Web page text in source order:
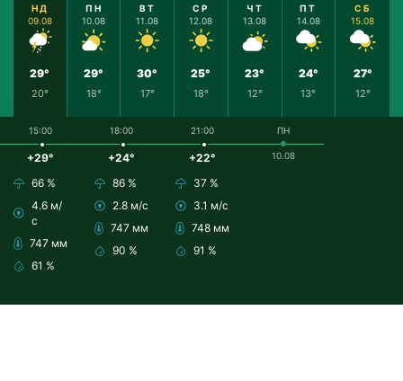
НД
09.08
29°
20°
ПН
10.08
29°
18°
ВТ
11.08
30°
17°
СР
12.08
25°
18°
ЧТ
13.08
23°
12°
ПТ
14.08
24°
13°
СБ
15.08
27°
12°
15:00
+29°
66 %
4.6 м/
с
747 мм
61 %
18:00
+24°
86 %
2.8 м/с
747 мм
90 %
21:00
+22°
37 %
3.1 м/с
748 мм
91 %
ПН
10.08